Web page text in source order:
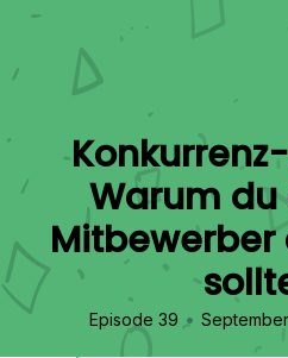
Warum
Episode 39 •